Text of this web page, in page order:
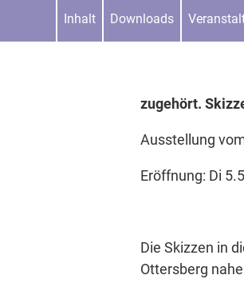
Inhalt Downloads
zugehört.
Ausstellung
Eröffnung: Di
Die Skizzen in
Ottersberg